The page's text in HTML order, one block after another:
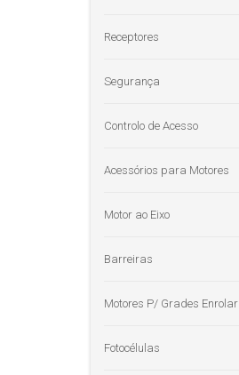
Receptores
Segurança
Controlo de Acesso
Acessórios para Motores
Motor ao Eixo
Barreiras
Motores P/ Grades Enrolar
Fotocélulas